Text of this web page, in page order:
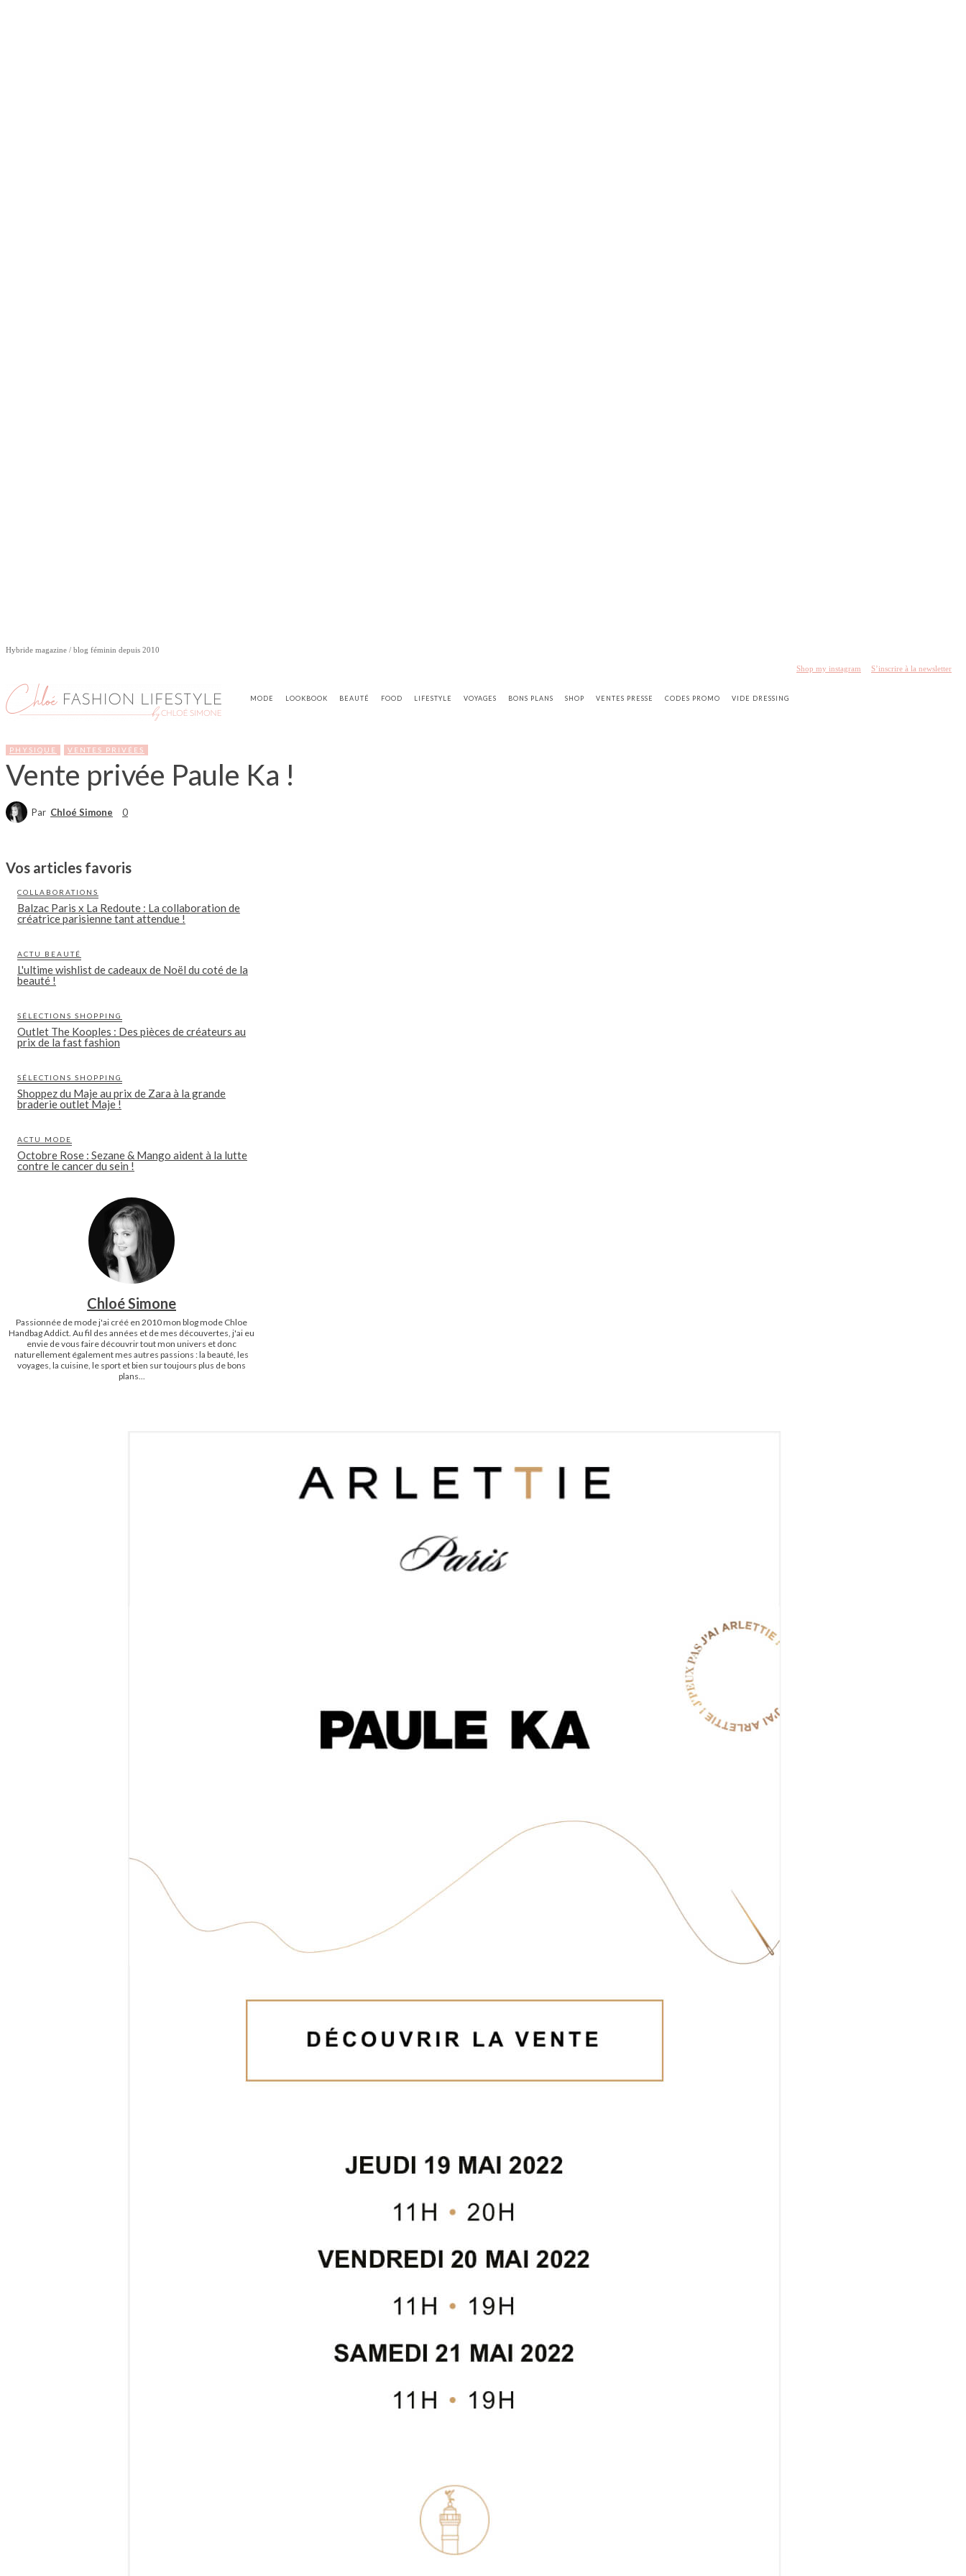
Hybride magazine / blog féminin depuis 2010
Shop my instagram S’inscrire à la newsletter
MODE LOOKBOOK BEAUTÉ FOOD LIFESTYLE VOYAGES BONS PLANS SHOP VENTES PRESSE CODES PROMO VIDE DRESSING
PHYSIQUE VENTES PRIVÉES
Vente privée Paule Ka !
Par Chloé Simone 0
Vos articles favoris
COLLABORATIONS
Balzac Paris x La Redoute : La collaboration de
créatrice parisienne tant attendue !
ACTU BEAUTÉ
L'ultime wishlist de cadeaux de Noël du coté de la
beauté !
SÉLECTIONS SHOPPING
Outlet The Kooples : Des pièces de créateurs au
prix de la fast fashion
SÉLECTIONS SHOPPING
Shoppez du Maje au prix de Zara à la grande
braderie outlet Maje !
ACTU MODE
Octobre Rose : Sezane & Mango aident à la lutte
contre le cancer du sein !
Chloé Simone
Passionnée de mode j'ai créé en 2010 mon blog mode Chloe
Handbag Addict. Au fil des années et de mes découvertes, j'ai eu
envie de vous faire découvrir tout mon univers et donc
naturellement également mes autres passions : la beauté, les
voyages, la cuisine, le sport et bien sur toujours plus de bons
plans...